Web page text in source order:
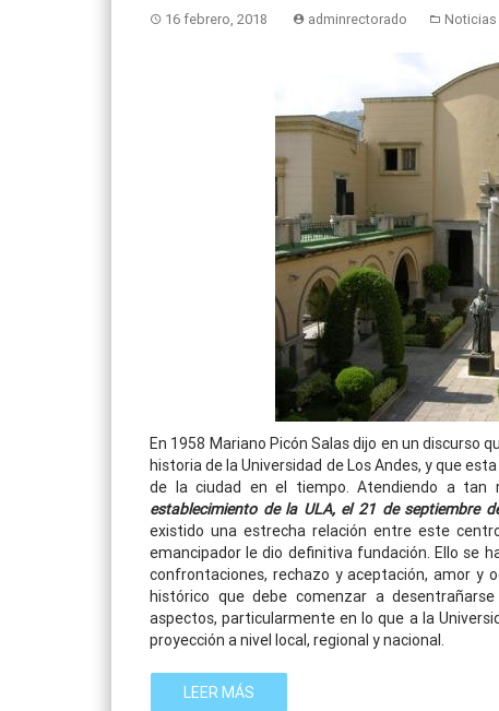
16 febrero, 2018 adminrectorado Noticias
En 1958 Mariano Picón Salas dijo en un discurso
historia de la Universidad de Los Andes, y que
de la ciudad en el tiempo. Atendiendo a tan
establecimiento de la ULA, el 21 de septiembre
existido una estrecha relación entre este
emancipador le dio definitiva fundación. Ello se
confrontaciones, rechazo y aceptación, amor y
histórico que debe comenzar a
aspectos, particularmente en lo que a la
proyección a nivel local, regional y nacional.
LEER MÁS